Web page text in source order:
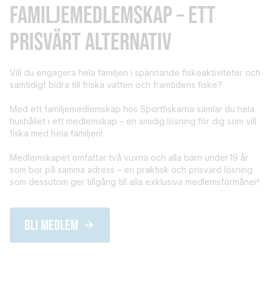
FAMILJEMEDLEMSKAP – ETT
PRISVÄRT ALTERNATIV
Vill du engagera hela familjen i spännande fiskeaktiviteter och
samtidigt bidra till friska vatten och framtidens fiske?
Med ett familjemedlemskap hos Sportfiskarna samlar du hela
hushållet i ett medlemskap – en smidig lösning för dig som vill
fiska med hela familjen!
Medlemskapet omfattar två vuxna och alla barn under 19 år
som bor på samma adress – en praktisk och prisvärd lösning
som dessutom ger tillgång till alla exklusiva medlemsförmåner!
BLI MEDLEM